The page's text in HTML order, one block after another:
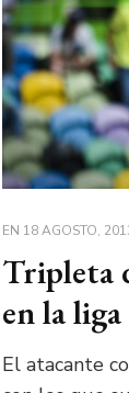
EN 18 AGOSTO,
Tripleta
en la
El atacante